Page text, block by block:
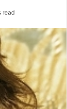
read